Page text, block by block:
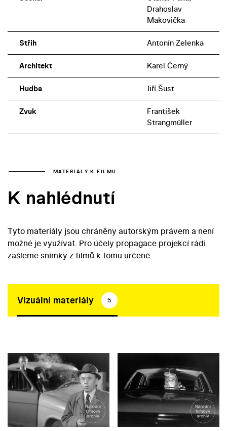
Drahoslav
Makovička
Střih Antonín Zelenka
Architekt Karel Černý
Hudba Jiří Šust
Zvuk
František
Strangmüller
MATERIÁLY K FILMU
K nahlédnutí
Tyto materiály jsou chráněny autorským právem a není
možné je využívat. Pro účely propagace projekcí rádi
zašleme snímky z filmů k tomu určené.
Vizuální materiály 5